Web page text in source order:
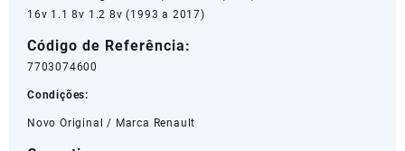
16v 1.1 8v 1.2 8v (1993 a 2017)
Código de Referência:
7703074600
Condições:
Novo Original / Marca Renault